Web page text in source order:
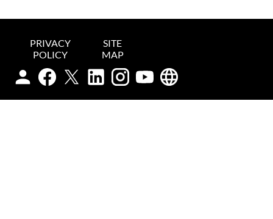
PRIVACY
POLICY
SITE
MAP